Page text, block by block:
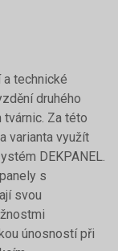
technické
druhého
Za této
varianta využít
DEKPANEL.
s
svou
únosností při